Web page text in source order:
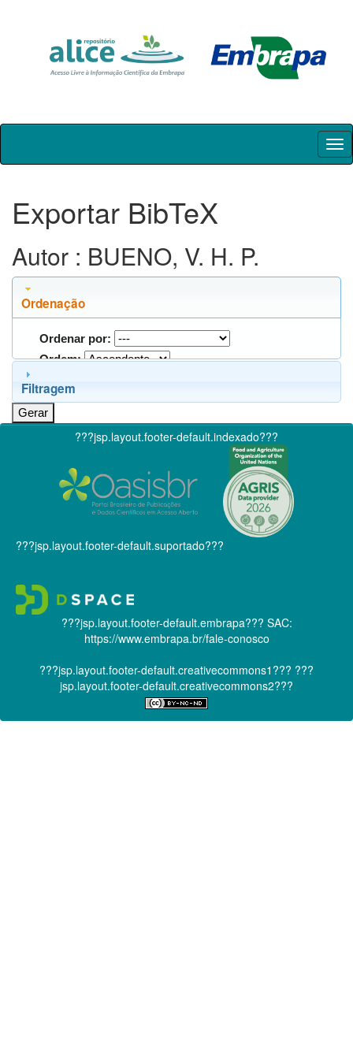
Skip
Exportar BibTeX
Autor : BUENO, V. H. P.
Ordenação
Ordenar por:
Ordem:
Filtragem
???jsp.layout.footer-default.indexado???
???jsp.layout.footer-default.suportado???
???jsp.layout.footer-default.embrapa??? SAC:
https://www.embrapa.br/fale-conosco
???jsp.layout.footer-default.creativecommons1??? ???
jsp.layout.footer-default.creativecommons2???